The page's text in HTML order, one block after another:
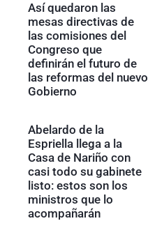
Así quedaron las
mesas directivas de
las comisiones del
Congreso que
definirán el futuro de
las reformas del nuevo
Gobierno
Abelardo de la
Espriella llega a la
Casa de Nariño con
casi todo su gabinete
listo: estos son los
ministros que lo
acompañarán